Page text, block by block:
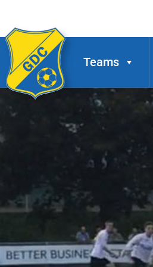
Teams